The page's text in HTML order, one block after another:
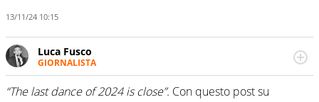
13/11/24 10:15
Luca Fusco
GIORNALISTA
Giornalista multimediale. Quando si accendono i motori,
lui sgasa, impenna, derapa. E spesso e volentieri finisce
“The last dance of 2024 is close”. Con questo post su